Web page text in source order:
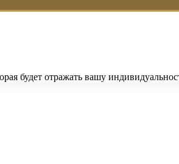
будет отражать вашу